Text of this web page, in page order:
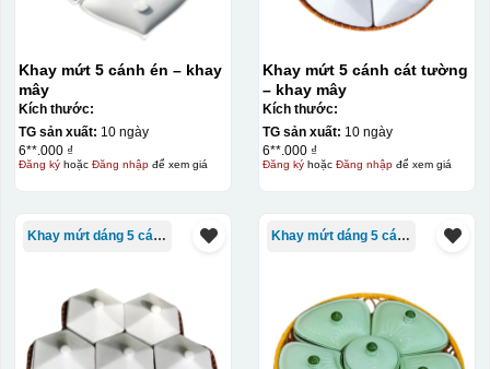
Khay mứt 5 cánh én – khay
mây
Kích thước:
TG sản xuất: 10 ngày
6**.000 ₫
Đăng kýhoặc Đăng nhậpđể xem giá
Khay mứt 5 cánh cát tường
– khay mây
Kích thước:
TG sản xuất: 10 ngày
6**.000 ₫
Đăng kýhoặc Đăng nhậpđể xem giá
Khay mứt dáng 5 cánh Khay mứt dáng 5 cánh